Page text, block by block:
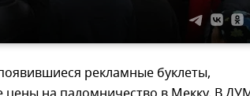
рекламные буклеты,